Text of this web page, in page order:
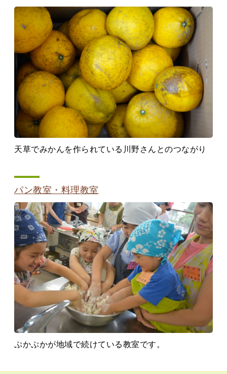
天草でみかんを作られている川野さんとのつながり
パン教室・料理教室
ぷかぷかが地域で続けている教室です。